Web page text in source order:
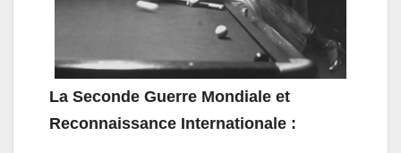
La Seconde Guerre Mondiale et
Reconnaissance Internationale :